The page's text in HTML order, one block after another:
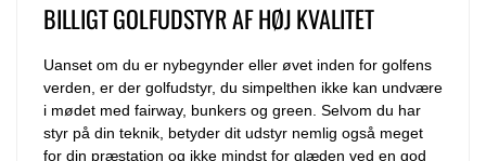
BILLIGT GOLFUDSTYR AF HØJ KVALITET
Uanset om du er nybegynder eller øvet inden for golfens
verden, er der golfudstyr, du simpelthen ikke kan undvære
i mødet med fairway, bunkers og green. Selvom du har
styr på din teknik, betyder dit udstyr nemlig også meget
for din præstation og ikke mindst for glæden ved en god